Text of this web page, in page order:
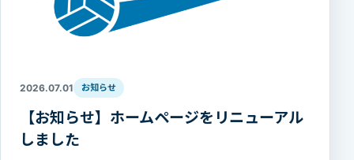
2026.07.01 お知らせ
【お知らせ】ホームページをリニューアル
しました